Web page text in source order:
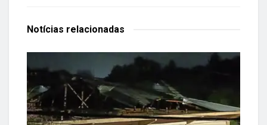
Notícias relacionadas